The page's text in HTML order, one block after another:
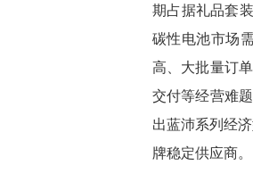
期占据礼品套
碳性电池市场
高、大批量订
交付等经营难
出蓝沛系列经
牌稳定供应商。